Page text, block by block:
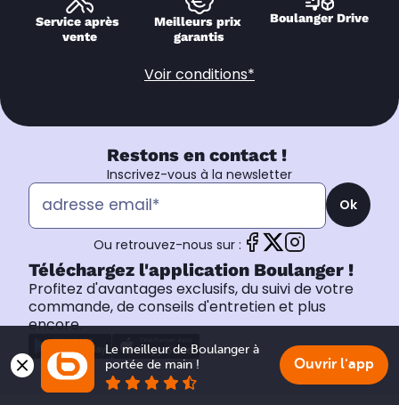
Service après
vente
Meilleurs prix
garantis
Boulanger Drive
Voir conditions*
Restons en contact !
Inscrivez-vous à la newsletter
Ok
Ou retrouvez-nous sur :
Téléchargez l'application Boulanger !
Profitez d'avantages exclusifs, du suivi de votre
commande, de conseils d'entretien et plus
encore.
Le meilleur de Boulanger à
portée de main !
Ouvrir l'app